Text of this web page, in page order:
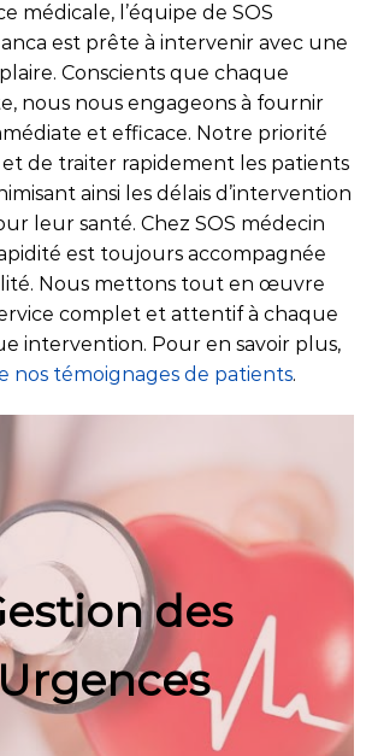
médicale, l’équipe de SOS
est prête à intervenir avec une
Conscients que chaque
nous nous engageons à fournir
et efficace. Notre priorité
et de traiter rapidement les patients
ainsi les délais d’intervention
leur santé. Chez SOS médecin
est toujours accompagnée
Nous mettons tout en œuvre
complet et attentif à chaque
intervention. Pour en savoir plus,
nos témoignages de patients.
des
Urgences